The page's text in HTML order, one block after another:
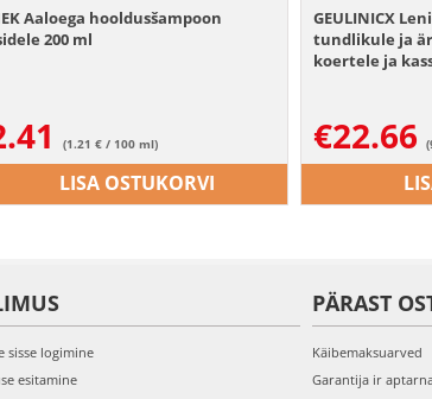
Aaloega hooldusšampoon
200 ml
(1.21 € / 100 ml)
LISA OSTUKORVI
GEULINICX
tundlikule ja
koertele ja
€22.66
sisse logimine
esitamine
PÄRAST
Käibemaksuarved
Garantija ir